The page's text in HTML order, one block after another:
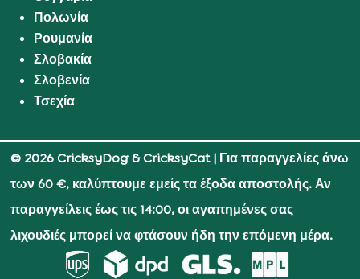
Πολωνία
Ρουμανία
Σλοβακία
Σλοβενία
Τσεχία
© 2026 CricksyDog & CricksyCat| Για παραγγελίες άνω
των 60 €, καλύπτουμε εμείς τα έξοδα αποστολής. Αν
παραγγείλεις έως τις 14:00, οι αγαπημένες σας
λιχουδιές μπορεί να φτάσουν ήδη την επόμενη μέρα.